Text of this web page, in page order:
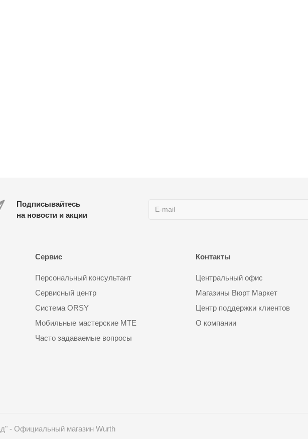
Подписывайтесь
на новости и акции
Сервис
Персональный консультант
Сервисный центр
Система ORSY
Мобильные мастерские MTE
Часто задаваемые вопросы
Контакты
Центральный офис
Магазины Вюрт Маркет
Центр поддержки клиентов
О компании
- Официальный магазин Wurth